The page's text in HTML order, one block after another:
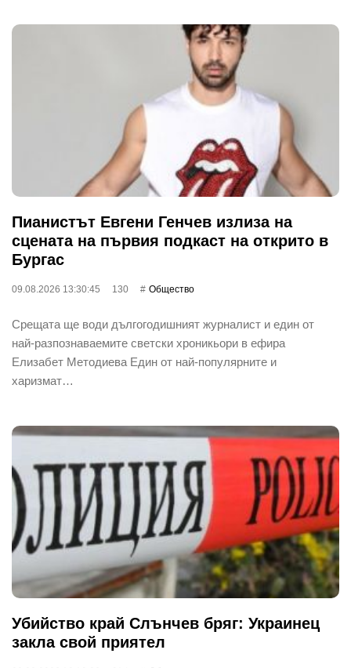
Пианистът Евгени Генчев излиза на
сцената на първия подкаст на открито в
Бургас
09.08.2026 13:30:45 130 Общество
Срещата ще води дългогодишният журналист и един от
най-разпознаваемите светски хроникьори в ефира
Елизабет Методиева Един от най-популярните и
харизмат…
Убийство край Слънчев бряг: Украинец
закла свой приятел